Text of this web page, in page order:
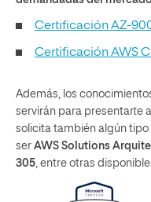
Certificación AZ-
Certificación AWS
Además, los
servirán para presentarte
solicita también algún
ser AWS Solutions
305, entre otras